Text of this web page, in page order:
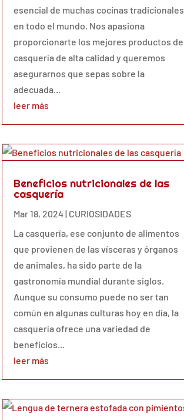
esencial de muchas cocinas tradicionales
en todo el mundo. Nos apasiona
proporcionarte los mejores productos de
casquería de alta calidad y queremos
asegurarnos que sepas sobre la
adecuada...
leer más
Beneficios nutricionales de las
casquería
Mar 18, 2024| CURIOSIDADES
La casquería, ese conjunto de alimentos
que provienen de las vísceras y órganos
de animales, ha sido parte de la
gastronomía mundial durante siglos.
Aunque su consumo puede no ser tan
común en algunas culturas hoy en día, la
casquería ofrece una variedad de
beneficios...
leer más